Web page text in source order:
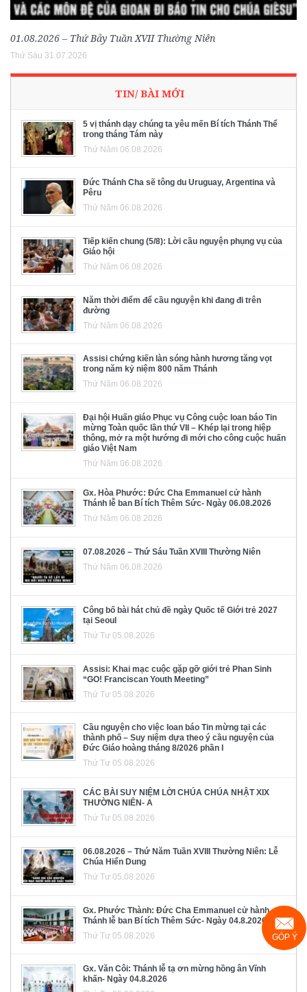
01.08.2026 – Thứ Bảy Tuần XVII Thường Niên
Thứ Sáu 31.07.2026
TIN/ BÀI MỚI
5 vị thánh dạy chúng ta yêu mến Bí tích Thánh Thể
trong tháng Tám này
Thứ Năm 06.08.2026
Đức Thánh Cha sẽ tông du Uruguay, Argentina và
Pêru
Thứ Năm 06.08.2026
Tiếp kiến chung (5/8): Lời cầu nguyện phụng vụ của
Giáo hội
Thứ Năm 06.08.2026
Năm thời điểm để cầu nguyện khi đang đi trên
đường
Thứ Năm 06.08.2026
Assisi chứng kiến làn sóng hành hương tăng vọt
trong năm kỷ niệm 800 năm Thánh
Thứ Năm 06.08.2026
Đại hội Huấn giáo Phục vụ Công cuộc loan báo Tin
mừng Toàn quốc lần thứ VII – Khép lại trong hiệp
thông, mở ra một hướng đi mới cho công cuộc huấn
giáo Việt Nam
Thứ Năm 06.08.2026
Gx. Hòa Phước: Đức Cha Emmanuel cử hành
Thánh lễ ban Bí tích Thêm Sức- Ngày 06.08.2026
Thứ Năm 06.08.2026
07.08.2026 – Thứ Sáu Tuần XVIII Thường Niên
Thứ Năm 06.08.2026
Công bố bài hát chủ đề ngày Quốc tế Giới trẻ 2027
tại Seoul
Thứ Tư 05.08.2026
Assisi: Khai mạc cuộc gặp gỡ giới trẻ Phan Sinh
“GO! Franciscan Youth Meeting”
Thứ Tư 05.08.2026
Cầu nguyện cho việc loan báo Tin mừng tại các
thành phố – Suy niệm dựa theo ý cầu nguyện của
Đức Giáo hoàng tháng 8/2026 phần I
Thứ Tư 05.08.2026
CÁC BÀI SUY NIỆM LỜI CHÚA CHÚA NHẬT XIX
THƯỜNG NIÊN- A
Thứ Tư 05.08.2026
06.08.2026 – Thứ Năm Tuần XVIII Thường Niên: Lễ
Chúa Hiển Dung
Thứ Tư 05.08.2026
Gx. Phước Thành: Đức Cha Emmanuel cử hành
Thánh lễ ban Bí tích Thêm Sức- Ngày 04.8.2026
Thứ Tư 05.08.2026
Gx. Văn Côi: Thánh lễ tạ ơn mừng hồng ân Vĩnh
khấn- Ngày 04.8.2026
GÓP Ý